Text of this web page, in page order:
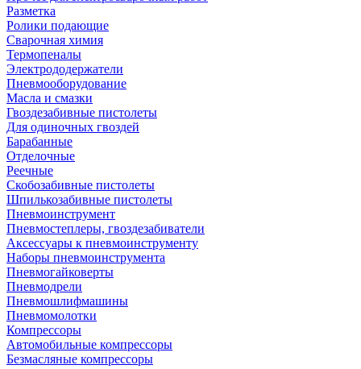
Разметка
Ролики подающие
Сварочная химия
Термопеналы
Электрододержатели
Пневмооборудование
Масла и смазки
Гвоздезабивные пистолеты
Для одиночных гвоздей
Барабанные
Отделочные
Реечные
Скобозабивные пистолеты
Шпилькозабивные пистолеты
Пневмоинструмент
Пневмостеплеры, гвоздезабиватели
Аксессуары к пневмоинструменту
Наборы пневмоинструмента
Пневмогайковерты
Пневмодрели
Пневмошлифмашины
Пневмомолотки
Компрессоры
Автомобильные компрессоры
Безмасляные компрессоры